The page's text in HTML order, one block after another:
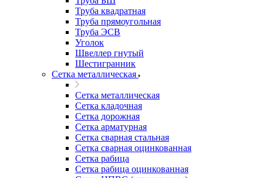
Труба квадратная
Труба прямоугольная
Труба ЭСВ
Уголок
Швеллер гнутый
Шестигранник
Сетка металлическая
Сетка металлическая
Сетка кладочная
Сетка дорожная
Сетка арматурная
Сетка сварная стальная
Сетка сварная оцинкованная
Сетка рабица
Сетка рабица оцинкованная